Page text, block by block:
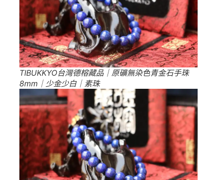
TIBUKKYO台灣德榕藏品｜原礦無染色青金石手珠
8mm｜少金少白｜素珠